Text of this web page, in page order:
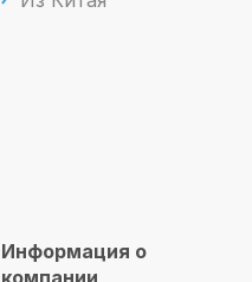
Информация о